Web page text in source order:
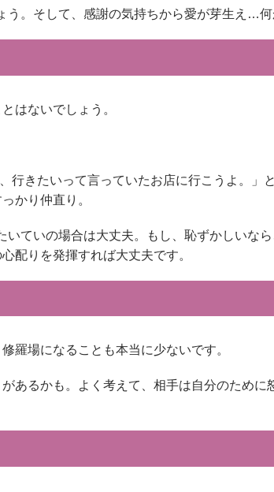
。そして、感謝の気持ちから愛が芽生え…
はないでしょう。
行きたいって言っていたお店に行こうよ。」
かり仲直り。
ていの場合は大丈夫。もし、恥ずかしいな
配りを発揮すれば大丈夫です。
羅場になることも本当に少ないです。
あるかも。よく考えて、相手は自分のために